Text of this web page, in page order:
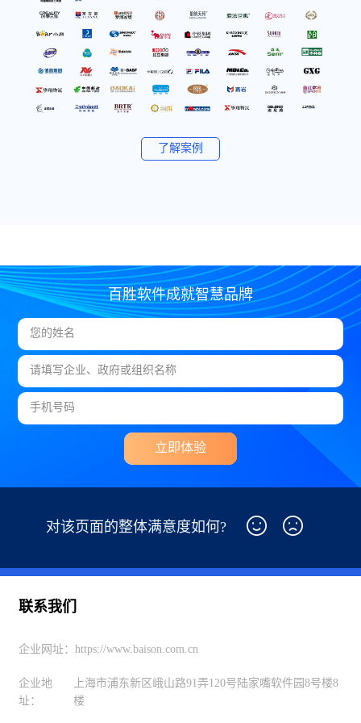
了解案例
百胜软件成就智慧品牌
立即体验
对该页面的整体满意度如何?
联系我们
企业网址： https://www.baison.com.cn
企业地
址：
上海市浦东新区峨山路91弄120号陆家嘴软件园8号楼8
楼